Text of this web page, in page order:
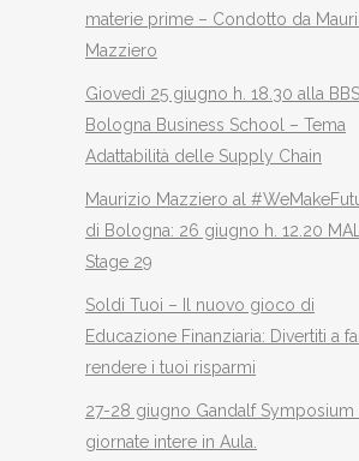
materie prime – Condotto da
Mazziero
Giovedì 25 giugno h. 18.30 alla BBS
Bologna Business School – Tema
Adattabilità delle Supply Chain
Maurizio Mazziero al
di Bologna: 26 giugno h. 12.20
Stage 29
Soldi Tuoi – Il nuovo gioco di
Educazione Finanziaria: Divertiti a
rendere i tuoi risparmi
27-28 giugno Gandalf Symposium
giornate intere in Aula.